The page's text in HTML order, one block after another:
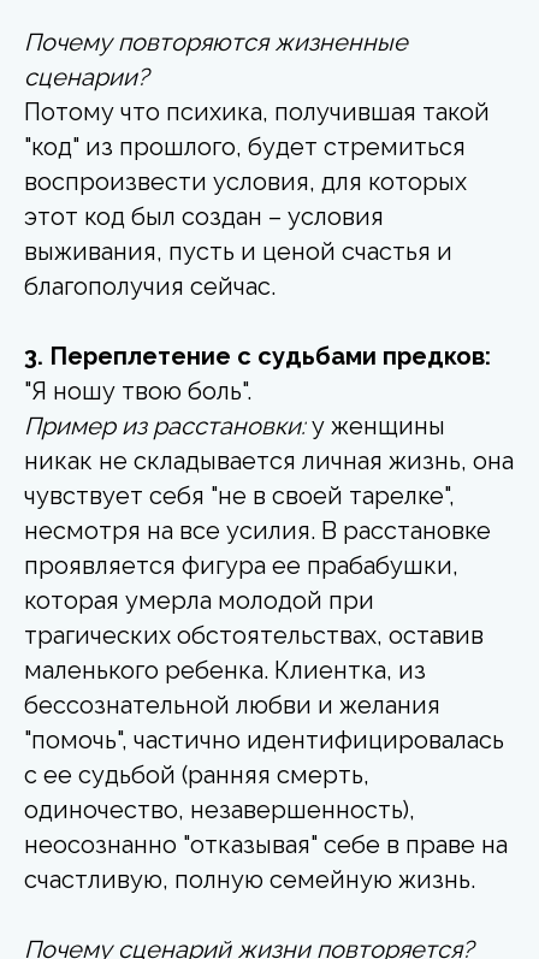
Почему повторяются жизненные
сценарии?
Потому что психика, получившая такой
"код" из прошлого, будет стремиться
воспроизвести условия, для которых
этот код был создан – условия
выживания, пусть и ценой счастья и
благополучия сейчас.
3. Переплетение с судьбами предков:
"Я ношу твою боль".
Пример из расстановки:у женщины
никак не складывается личная жизнь, она
чувствует себя "не в своей тарелке",
несмотря на все усилия. В расстановке
проявляется фигура ее прабабушки,
которая умерла молодой при
трагических обстоятельствах, оставив
маленького ребенка. Клиентка, из
бессознательной любви и желания
"помочь", частично идентифицировалась
с ее судьбой (ранняя смерть,
одиночество, незавершенность),
неосознанно "отказывая" себе в праве на
счастливую, полную семейную жизнь.
Почему сценарий жизни повторяется?